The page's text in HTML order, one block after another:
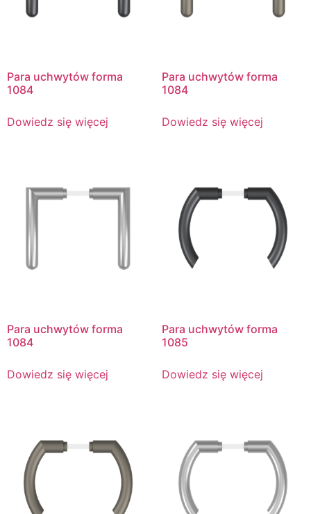
Para uchwytów forma
1084
Dowiedz się więcej
Para uchwytów forma
1084
Dowiedz się więcej
Para uchwytów forma
1084
Dowiedz się więcej
Para uchwytów forma
1085
Dowiedz się więcej